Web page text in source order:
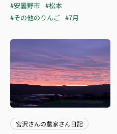
#安曇野市 #松本
#その他のりんご #7月
宮沢さんの農家さん日記